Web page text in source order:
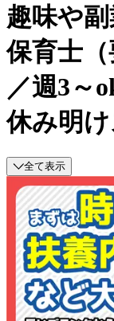
趣味や
保育士（
／週3～
休み明
全て表示